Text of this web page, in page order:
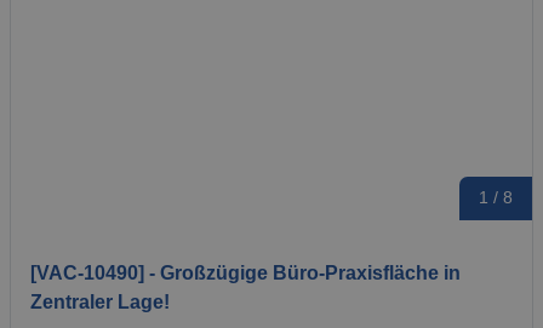
1 / 8
[VAC-10490] - Großzügige Büro-Praxisfläche in
Zentraler Lage!